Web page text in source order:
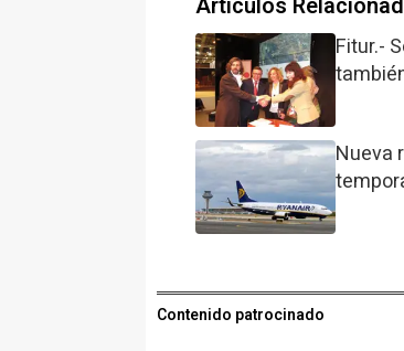
Fitur.-
Nueva
Contenido patrocinado